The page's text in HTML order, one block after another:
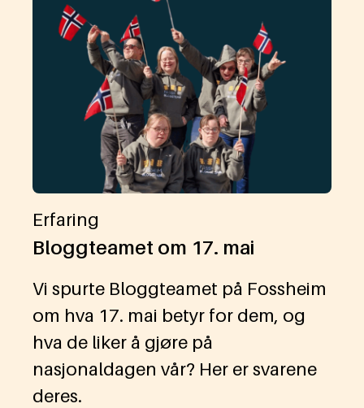
Erfaring
Bloggteamet om 17. mai
Vi spurte Bloggteamet på Fossheim
om hva 17. mai betyr for dem, og
hva de liker å gjøre på
nasjonaldagen vår? Her er svarene
deres.